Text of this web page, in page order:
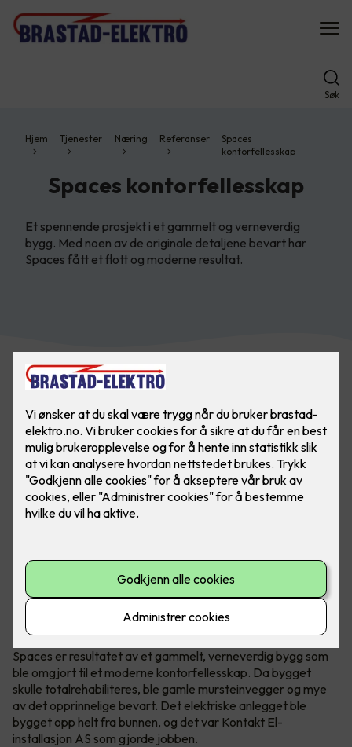
Søk
Hjem Tjenester Næring Referanser
Spaces
kontorfellesskap
Spaces kontorfellesskap
Et spennende prosjekt i et gammelt og verneverdig
bygg. Med noen av de originale detaljene bevart har
Spaces fått et flott og moderne resultat.
Verneverdig bygg omgjort til
kontorfellesskap
Spaces er resultatet av et gammelt, verneverdig bygg som
ble omgjort til et moderne kontorfellesskap. Da bygget
skulle totalrehabiliteres, ble gamle mursteinvegger og mye
av det opprinnelige bevart. Det elektriske anlegget ble
bygget opp helt fra bunnen, og det var Kontakt El-
installasjon AS som gjorde jobben.